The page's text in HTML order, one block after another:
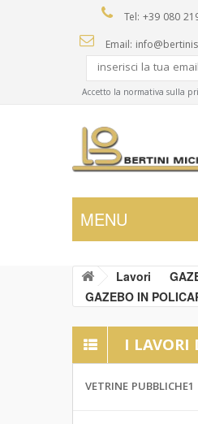
Tel: +39 080
Email:
Accetto la normativa sulla
Lavori
GAZEBO IN
I LAVORI
VETRINE PUBBLICHE1